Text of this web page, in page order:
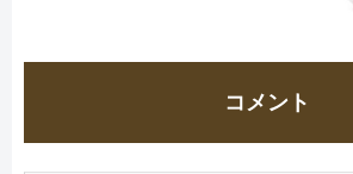
コメント